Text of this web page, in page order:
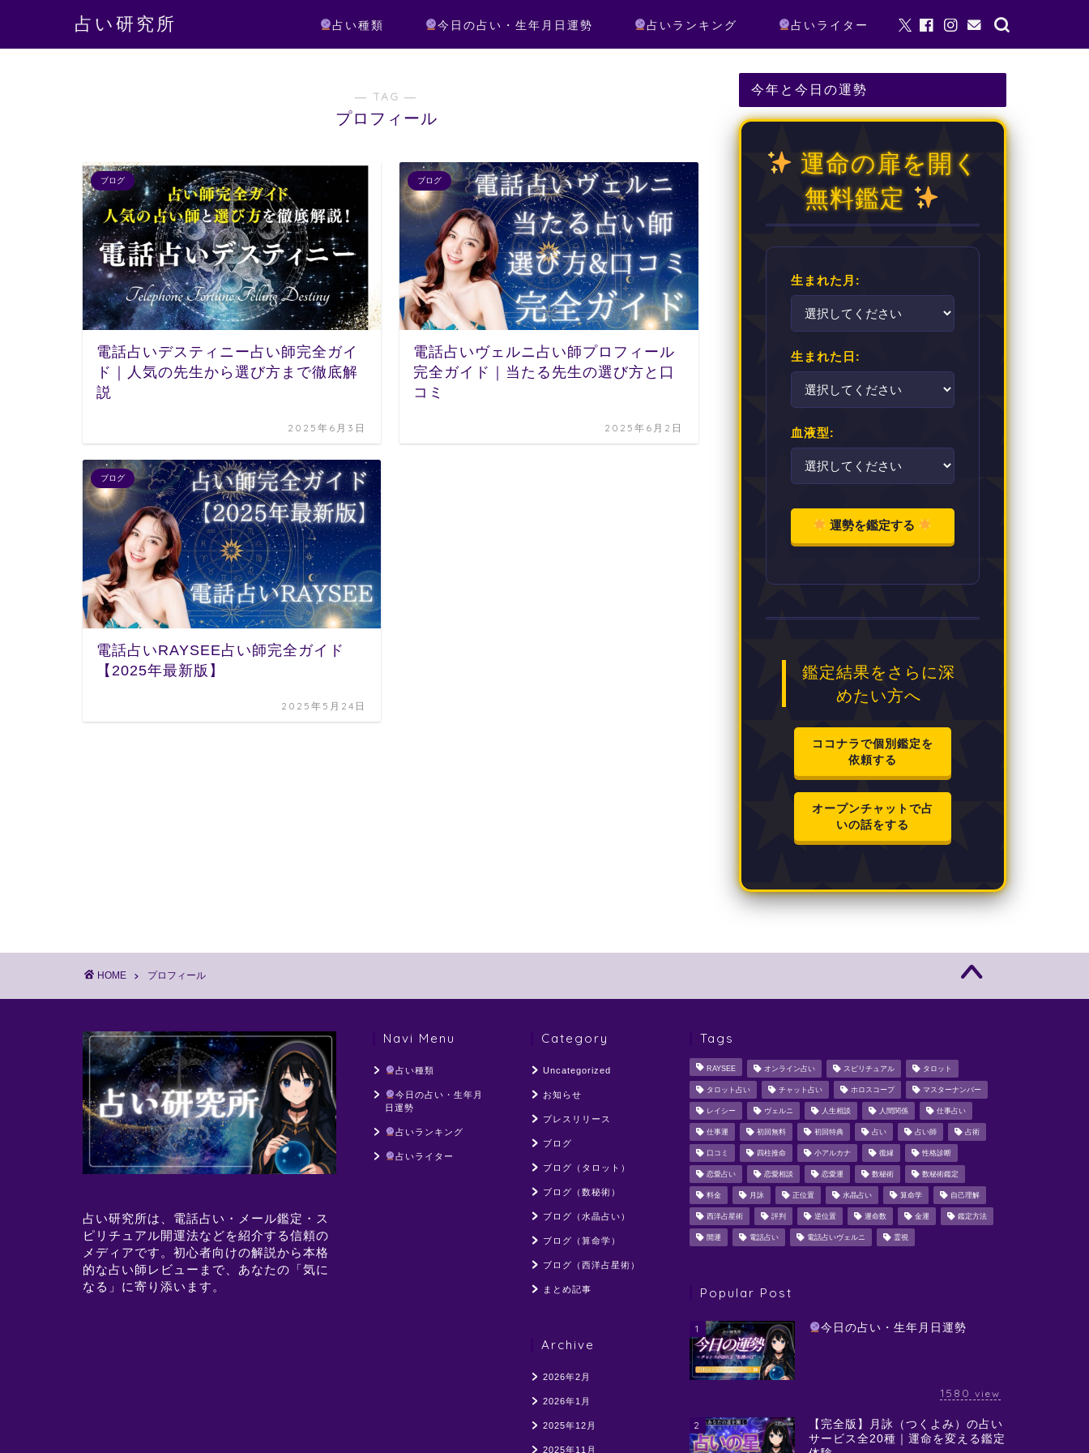
占い研究所 占い種類 今日の占い・生年月日運勢 占いランキング 占いライター
― TAG ―
プロフィール
ブログ
電話占いデスティニー占い師完全ガイ
ド｜人気の先生から選び方まで徹底解
説
2025年6月3日
ブログ
電話占いヴェルニ占い師プロフィール
完全ガイド｜当たる先生の選び方と口
コミ
2025年6月2日
ブログ
電話占いRAYSEE占い師完全ガイド
【2025年最新版】
2025年5月24日
今年と今日の運勢
運命の扉を開く
無料鑑定
生まれた月:
生まれた日:
血液型:
運勢を鑑定する
鑑定結果をさらに深
めたい方へ
ココナラで個別鑑定を
依頼する
オープンチャットで占
いの話をする
HOME プロフィール
占い研究所は、電話占い・メール鑑定・ス
ピリチュアル開運法などを紹介する信頼の
メディアです。初心者向けの解説から本格
的な占い師レビューまで、あなたの「気に
なる」に寄り添います。
Navi Menu
占い種類
今日の占い・生年月
日運勢
占いランキング
占いライター
Category
Uncategorized
お知らせ
プレスリリース
ブログ
ブログ（タロット）
ブログ（数秘術）
ブログ（水晶占い）
ブログ（算命学）
ブログ（西洋占星術）
まとめ記事
Archive
2026年2月
2026年1月
2025年12月
2025年11月
Tags
RAYSEE オンライン占い スピリチュアル タロット
タロット占い チャット占い ホロスコープ マスターナンバー
レイシー ヴェルニ 人生相談 人間関係 仕事占い
仕事運 初回無料 初回特典 占い 占い師 占術
口コミ 四柱推命 小アルカナ 復縁 性格診断
恋愛占い 恋愛相談 恋愛運 数秘術 数秘術鑑定
料金 月詠 正位置 水晶占い 算命学 自己理解
西洋占星術 評判 逆位置 運命数 金運 鑑定方法
開運 電話占い 電話占いヴェルニ 霊視
Popular Post
1 今日の占い・生年月日運勢
1580 view
2
【完全版】月詠（つくよみ）の占い
サービス全20種｜運命を変える鑑定